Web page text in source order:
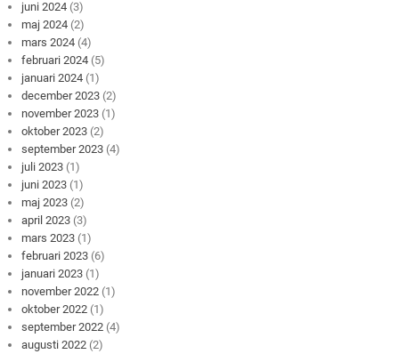
juni 2024 (3)
maj 2024 (2)
mars 2024 (4)
februari 2024 (5)
januari 2024 (1)
december 2023 (2)
november 2023 (1)
oktober 2023 (2)
september 2023 (4)
juli 2023 (1)
juni 2023 (1)
maj 2023 (2)
april 2023 (3)
mars 2023 (1)
februari 2023 (6)
januari 2023 (1)
november 2022 (1)
oktober 2022 (1)
september 2022 (4)
augusti 2022 (2)